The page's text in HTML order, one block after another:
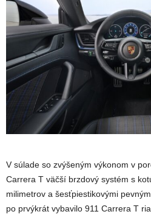
V súlade so zvýšeným výkonom v
Carrera T väčší brzdový systém s
milimetrov a šesťpiestikovými
po prvýkrát vybavilo 911 Carrera T